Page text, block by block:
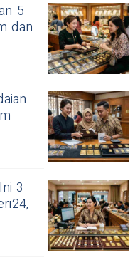
5
dan
3